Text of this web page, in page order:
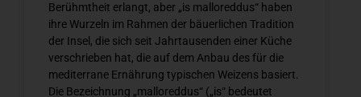
Berühmtheit erlangt, aber „is malloreddus“ haben
ihre Wurzeln im Rahmen der bäuerlichen Tradition
der Insel, die sich seit Jahrtausenden einer Küche
verschrieben hat, die auf dem Anbau des für die
mediterrane Ernährung typischen Weizens basiert.
Die Bezeichnung „malloreddus“ („is“ bedeutet